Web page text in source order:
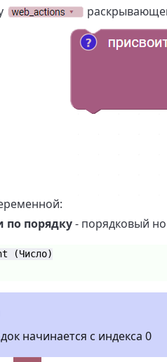
по порядку- порядковый
(Число)
начинается с индекса 0